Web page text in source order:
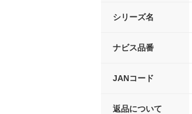
シリーズ名
ナビス品番
JANコード
返品について